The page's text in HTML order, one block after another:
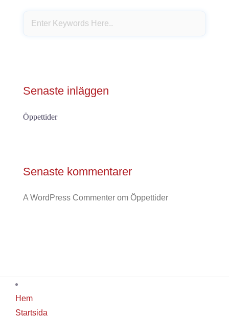
Senaste inläggen
Öppettider
Senaste kommentarer
A WordPress Commenter om Öppettider
Hem
Startsida